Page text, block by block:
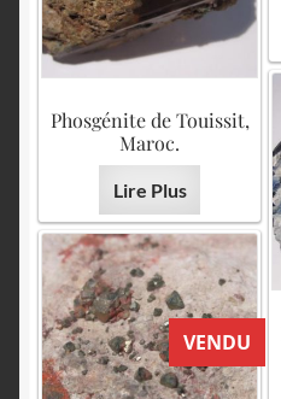
Phosgénite de Touissit,
Maroc.
Lire Plus
VENDU